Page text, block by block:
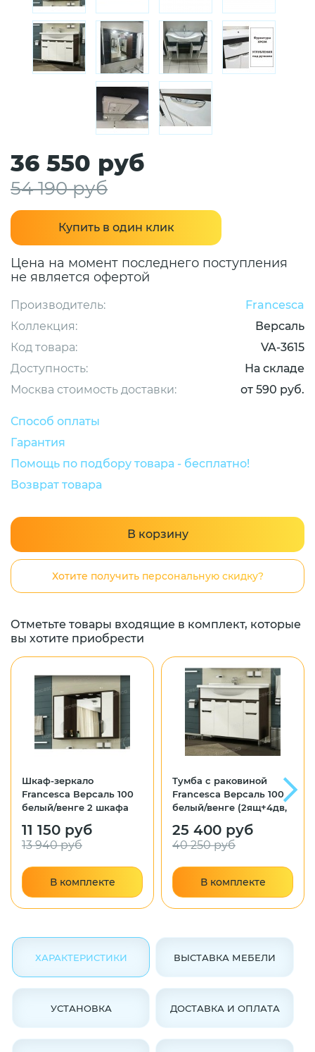
36 550 руб
54 190 руб
Купить в один клик
Цена на момент последнего поступления
не является офертой
Производитель:
Francesca
Коллекция:
Версаль
Код товара:
VA-3615
Доступность:
На складе
Москва стоимость доставки:
от 590 руб.
Способ оплаты
Гарантия
Помощь по подбору товара - бесплатно!
Возврат товара
В корзину
Хотите получить персональную скидку?
Отметьте товары входящие в комплект, которые
вы хотите приобрести
Шкаф-зеркало
Francesca Версаль 100
белый/венге 2 шкафа
11 150 руб
13 940 руб
В комплекте
Тумба с раковиной
Francesca Версаль 100
белый/венге (2ящ+4дв,
25 400 руб
40 250 руб
В комплекте
ХАРАКТЕРИСТИКИ ВЫСТАВКА МЕБЕЛИ
УСТАНОВКА ДОСТАВКА И ОПЛАТА